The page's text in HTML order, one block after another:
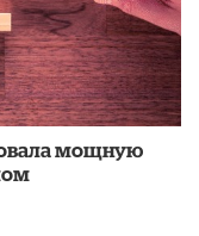
мощную